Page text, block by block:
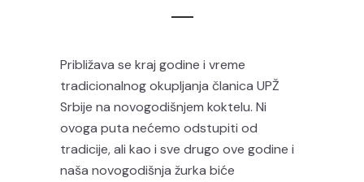
Približava se kraj godine i vreme
tradicionalnog okupljanja članica UPŽ
Srbije na novogodišnjem koktelu. Ni
ovoga puta nećemo odstupiti od
tradicije, ali kao i sve drugo ove godine i
naša novogodišnja žurka biće